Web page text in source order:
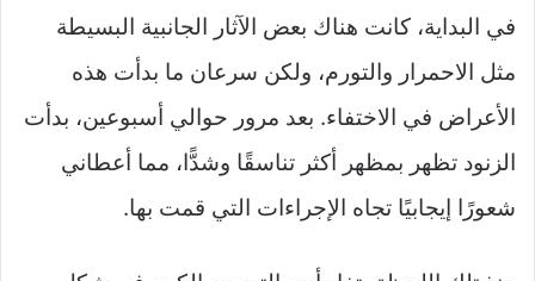
في البداية، كانت هناك بعض الآثار الجانبية البسيطة
مثل الاحمرار والتورم، ولكن سرعان ما بدأت هذه
الأعراض في الاختفاء. بعد مرور حوالي أسبوعين، بدأت
الزنود تظهر بمظهر أكثر تناسقًا وشدًّا، مما أعطاني
شعورًا إيجابيًا تجاه الإجراءات التي قمت بها.